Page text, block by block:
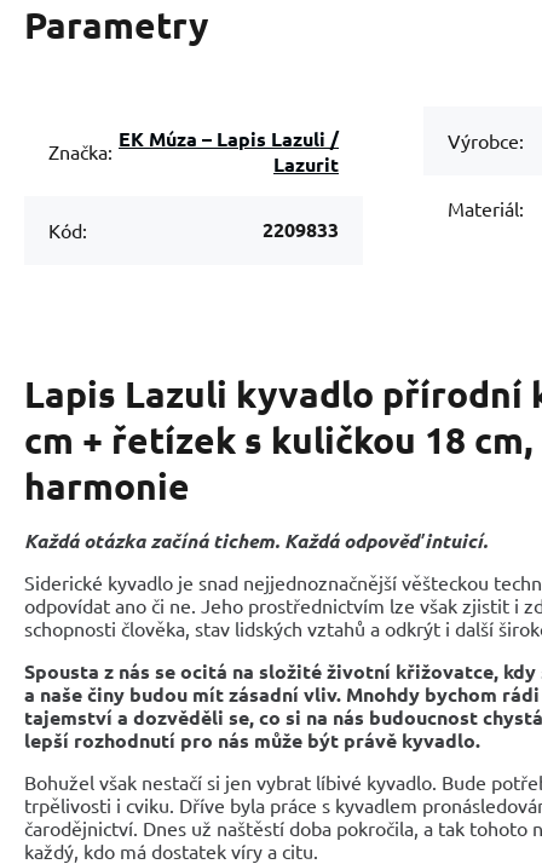
Parametry
Značka: EK Múza – Lapis Lazuli /
Lazurit
Kód: 2209833
Výrobce:
Materiál:
Lapis Lazuli kyvadlo přírodní
cm + řetízek s kuličkou 18
harmonie
Každá otázka začíná tichem. Každá odpověď intuicí.
Siderické kyvadlo je snad nejjednoznačnější věšteckou
odpovídat ano či ne. Jeho prostřednictvím lze však zjistit i
schopnosti člověka, stav lidských vztahů a odkrýt i další
Spousta z nás se ocitá na složité životní křižovatce,
a naše činy budou mít zásadní vliv. Mnohdy bychom
tajemství a dozvěděli se, co si na nás budoucnost
lepší rozhodnutí pro nás může být právě kyvadlo.
Bohužel však nestačí si jen vybrat líbivé kyvadlo. Bude
trpělivosti i cviku. Dříve byla práce s kyvadlem
čarodějnictví. Dnes už naštěstí doba pokročila, a tak tohoto
každý, kdo má dostatek víry a citu.